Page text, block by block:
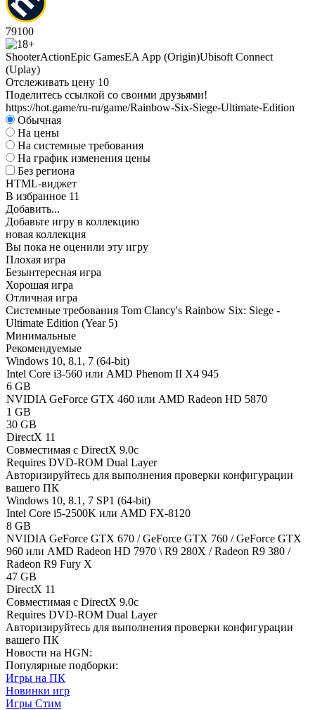
79100
ShooterActionEpic GamesEA App (Origin)Ubisoft Connect
(Uplay)
Отслеживать цену 10
Поделитесь ссылкой со своими друзьями!
https://hot.game/ru-ru/game/Rainbow-Six-Siege-Ultimate-Edition
Обычная
На цены
На системные требования
На график изменения цены
Без региона
HTML-виджет
В избранное 11
Добавить...
Добавьте игру в коллекцию
новая коллекция
Вы пока не оценили эту игру
Плохая игра
Безынтересная игра
Хорошая игра
Отличная игра
Системные требования Tom Clancy's Rainbow Six: Siege -
Ultimate Edition (Year 5)
Минимальные
Рекомендуемые
Windows 10, 8.1, 7 (64-bit)
Intel Core i3-560 или AMD Phenom II X4 945
6 GB
NVIDIA GeForce GTX 460 или AMD Radeon HD 5870
1 GB
30 GB
DirectX 11
Совместимая с DirectX 9.0c
Requires DVD-ROM Dual Layer
Авторизируйтесь для выполнения проверки конфигурации
вашего ПК
Windows 10, 8.1, 7 SP1 (64-bit)
Intel Core i5-2500K или AMD FX-8120
8 GB
NVIDIA GeForce GTX 670 / GeForce GTX 760 / GeForce GTX
960 или AMD Radeon HD 7970 \ R9 280X / Radeon R9 380 /
Radeon R9 Fury X
47 GB
DirectX 11
Совместимая с DirectX 9.0c
Requires DVD-ROM Dual Layer
Авторизируйтесь для выполнения проверки конфигурации
вашего ПК
Новости на HGN:
Популярные подборки:
Игры на ПК
Новинки игр
Игры Стим